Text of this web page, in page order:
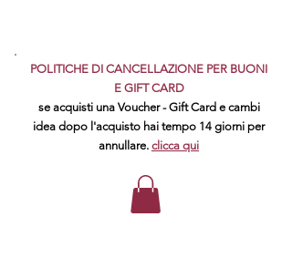
POLITICHE DI CANCELLAZIONE PER BUONI
E GIFT CARD
se acquisti una Voucher - Gift Card e cambi
idea dopo l'acquisto hai tempo 14 giorni per
annullare. clicca qui